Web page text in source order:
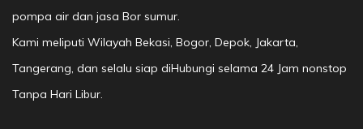
pompa air dan jasa Bor sumur.
Kami meliputi Wilayah Bekasi, Bogor, Depok, Jakarta,
Tangerang, dan selalu siap diHubungi selama 24 Jam nonstop
Tanpa Hari Libur.